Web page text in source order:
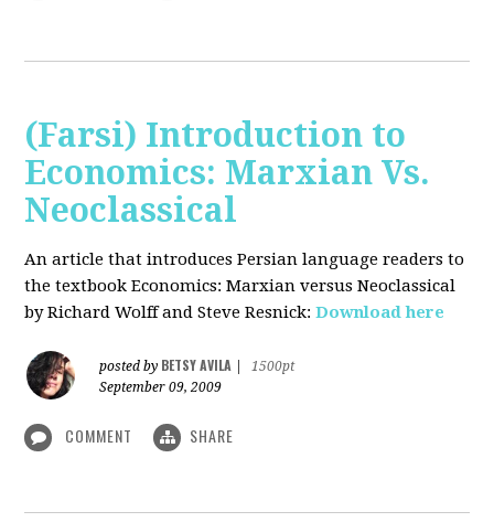
(Farsi) Introduction to
Economics: Marxian Vs.
Neoclassical
An article that introduces Persian language readers to
the textbook Economics: Marxian versus Neoclassical
by Richard Wolff and Steve Resnick:Download here
posted by BETSY AVILA
1500pt
September 09, 2009
COMMENT SHARE